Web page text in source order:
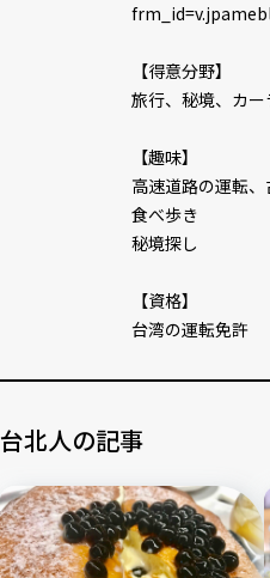
【得意分野】
旅行、秘境、カ
【趣味】
高速道路の運転
食べ歩き
秘境探し
【資格】
台湾の運転免許
台北人の記事